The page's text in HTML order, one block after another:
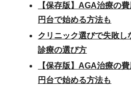
【保存版】AGA治療の
円台で始める方法も
クリニック選びで失敗
診療の選び方
【保存版】AGA治療の
円台で始める方法も